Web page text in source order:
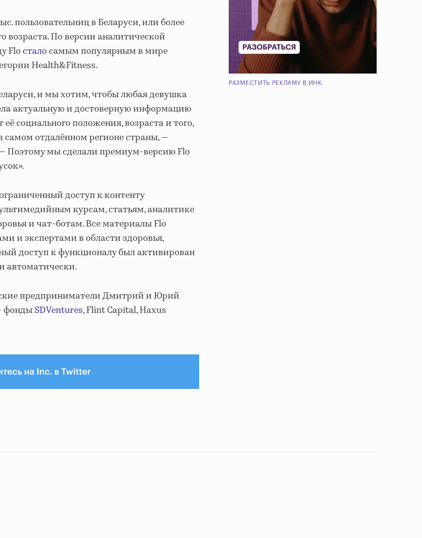
пользовательниц в Беларуси, или более
По версии аналитической
Floсталосамым популярным в мире
Health&Fitness.
и мы хотим, чтобы любая девушка
актуальную и достоверную информацию
социального положения, возраста и того,
отдалённом регионе страны, —
Поэтому мы сделали премиум-версию Flo
доступ к контенту
курсам, статьям, аналитике
и чат-ботам. Все материалы Flo
и экспертами в области здоровья,
доступ к функционалу был активирован
автоматически.
предприниматели Дмитрий и Юрий
фондыSDVentures, Flint Capital, Haxus
РАЗМЕСТИТЬ РЕКЛАМУ В ИНК.